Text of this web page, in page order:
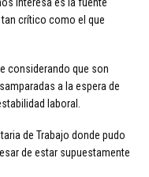
crítico como el que
considerando que son
a la espera de
laboral.
de Trabajo donde pudo
de estar supuestamente